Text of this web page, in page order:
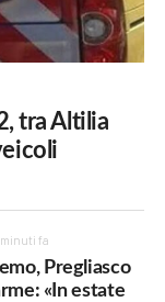
tra Altilia
minuti fa
Pregliasco
«In estate